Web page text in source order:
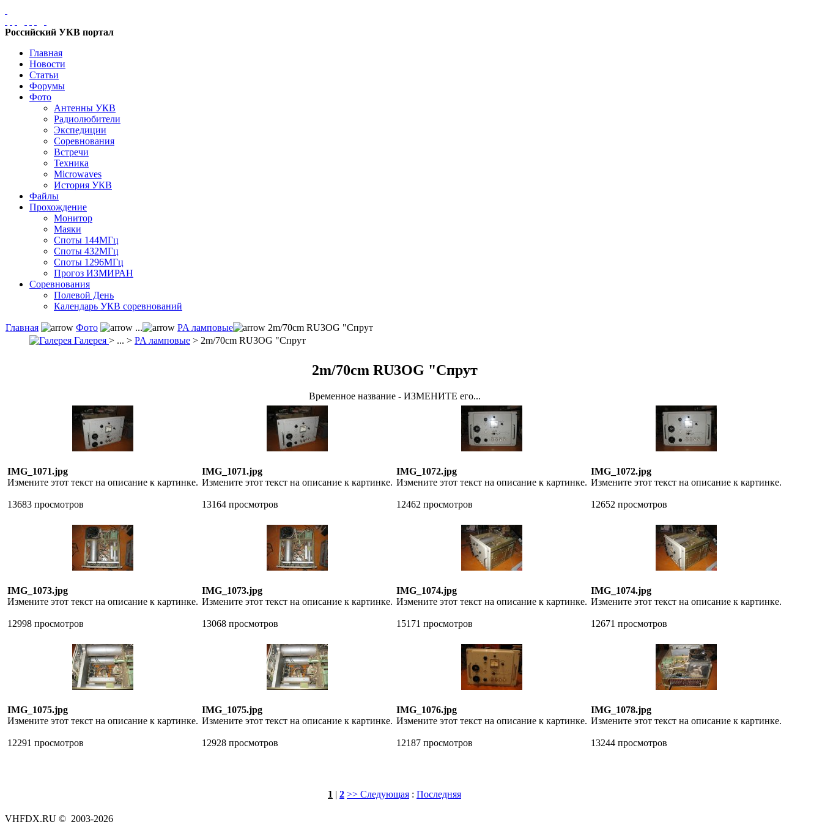
Российский УКВ портал
Главная
Новости
Статьи
Форумы
Фото
Антенны УКВ
Радиолюбители
Экспедиции
Соревнования
Встречи
Техника
Microwaves
История УКВ
Файлы
Прохождение
Монитор
Маяки
Споты 144МГц
Споты 432МГц
Споты 1296МГц
Прогоз ИЗМИРАН
Соревнования
Полевой День
Календарь УКВ соревнований
Главная Фото ... PA ламповые
2m/70cm RU3OG "Спрут
Галерея > ... > PA ламповые > 2m/70cm RU3OG "Спрут
2m/70cm RU3OG "Спрут
Временное название - ИЗМЕНИТЕ его...
IMG_1071.jpg
Измените этот текст на описание к картинке.
13683 просмотров
IMG_1071.jpg
Измените этот текст на описание к картинке.
13164 просмотров
IMG_1072.jpg
Измените этот текст на описание к картинке.
12462 просмотров
IMG_1072.jpg
Измените этот текст на описание к картинке.
12652 просмотров
IMG_1073.jpg
Измените этот текст на описание к картинке.
12998 просмотров
IMG_1073.jpg
Измените этот текст на описание к картинке.
13068 просмотров
IMG_1074.jpg
Измените этот текст на описание к картинке.
15171 просмотров
IMG_1074.jpg
Измените этот текст на описание к картинке.
12671 просмотров
IMG_1075.jpg
Измените этот текст на описание к картинке.
12291 просмотров
IMG_1075.jpg
Измените этот текст на описание к картинке.
12928 просмотров
IMG_1076.jpg
Измените этот текст на описание к картинке.
12187 просмотров
IMG_1078.jpg
Измените этот текст на описание к картинке.
13244 просмотров
1 | 2 >> Следующая : Последняя
VHFDX.RU © 2003-2026